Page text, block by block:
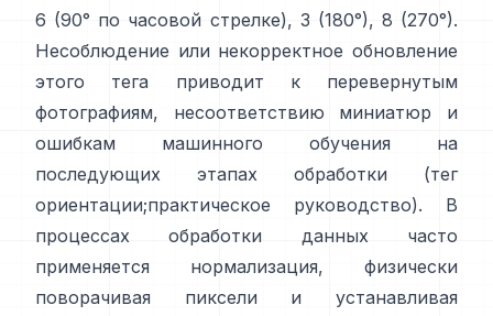
6 (90° по часовой стрелке), 3 (180°), 8 (270°).
Несоблюдение или некорректное обновление
этого тега приводит к перевернутым
фотографиям, несоответствию миниатюр и
ошибкам машинного обучения на
последующих этапах обработки (тег
ориентации;практическое руководство). В
процессах обработки данных часто
применяется нормализация, физически
поворачивая пиксели и устанавливая